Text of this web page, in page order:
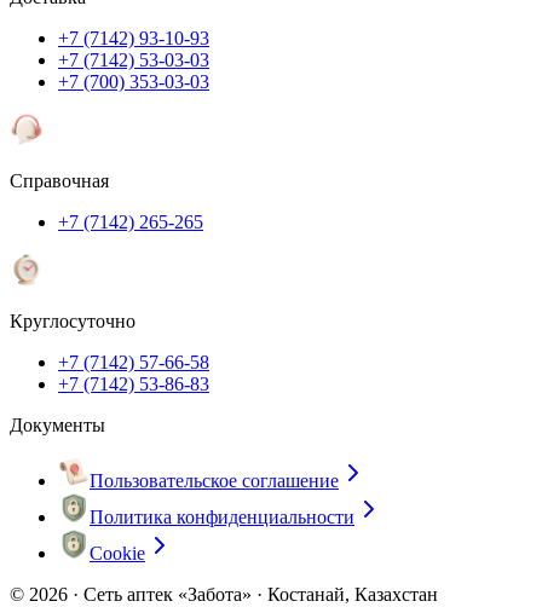
+7 (7142) 93-10-93
+7 (7142) 53-03-03
+7 (700) 353-03-03
Справочная
+7 (7142) 265-265
Круглосуточно
+7 (7142) 57-66-58
+7 (7142) 53-86-83
Документы
Пользовательское соглашение
Политика конфиденциальности
Cookie
© 2026 · Сеть аптек «Забота» · Костанай, Казахстан